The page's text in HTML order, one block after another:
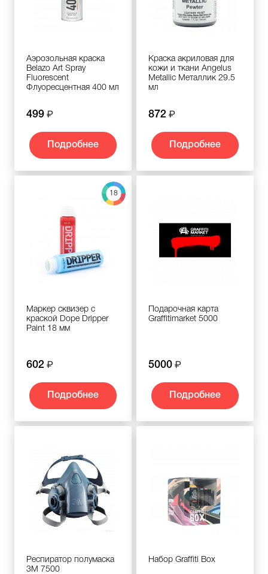
Аэрозольная краска
Belazo Art Spray
Fluorescent
Флуоресцентная 400 мл
499
Подробнее
Краска акриловая для
кожи и ткани Angelus
Metallic Металлик 29.5
мл
872
Подробнее
18
Маркер сквизер с
краской Dope Dripper
Paint 18 мм
602
Подробнее
Подарочная карта
Graffitimarket 5000
5000
Подробнее
Респиратор полумаска
3М 7500
Набор Graffiti Box